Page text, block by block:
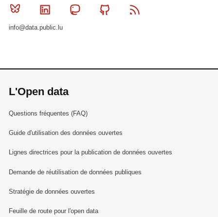
Bluesky Linkedin MastodonGithub
info@data.public.lu
L'Open data
Questions fréquentes (FAQ)
Guide d'utilisation des données ouvertes
Lignes directrices pour la publication de données ouvertes
Demande de réutilisation de données publiques
Stratégie de données ouvertes
Feuille de route pour l'open data